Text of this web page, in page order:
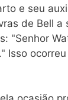
e seu
de Bell a
"Senhor
Isso